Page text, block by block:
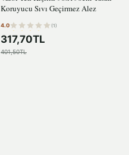
Koruyucu Sıvı Geçirmez Alez
4.0 (1)
317,70TL
401,50TL